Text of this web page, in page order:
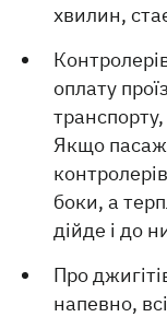
хвилин,
оплату
Якщо
боки, а
дійде і до
Про
напевно,